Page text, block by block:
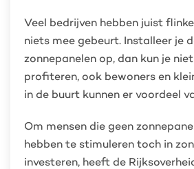
Veel bedrijven hebben juist
niets mee gebeurt. Installeer je
zonnepanelen op, dan kun je
profiteren, ook bewoners en
in de buurt kunnen er voordeel
Om mensen die geen
hebben te stimuleren toch in
investeren, heeft de